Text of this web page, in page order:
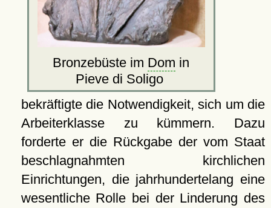
Bronzebüste im Dom in
Pieve di Soligo
bekräftigte die Notwendigkeit, sich um die
Arbeiterklasse zu kümmern. Dazu
forderte er die Rückgabe der vom Staat
beschlagnahmten kirchlichen
Einrichtungen, die jahrhundertelang eine
wesentliche Rolle bei der Linderung des